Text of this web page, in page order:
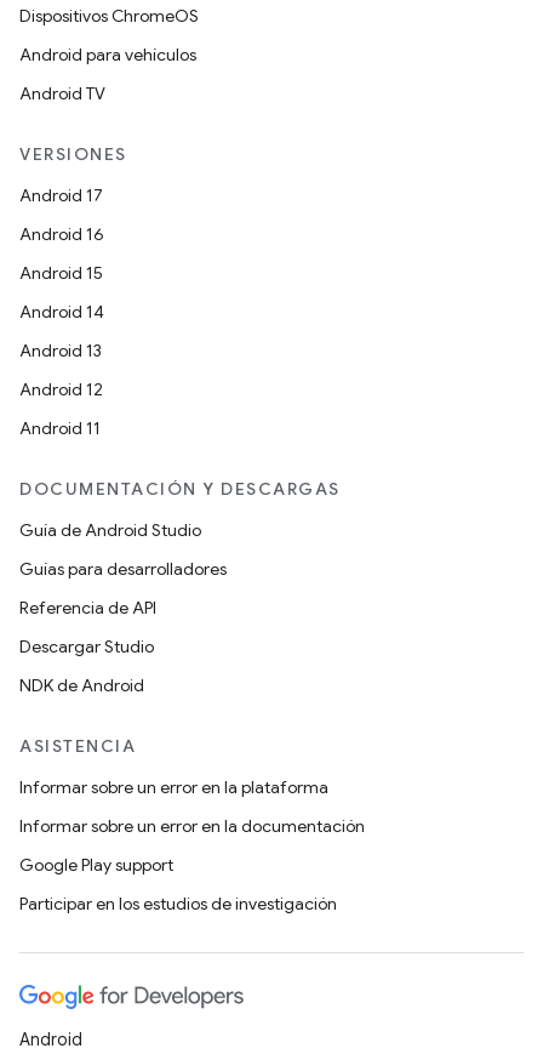
Dispositivos ChromeOS
Android para vehículos
Android TV
VERSIONES
Android 17
Android 16
Android 15
Android 14
Android 13
Android 12
Android 11
DOCUMENTACIÓN Y DESCARGAS
Guía de Android Studio
Guías para desarrolladores
Referencia de API
Descargar Studio
NDK de Android
ASISTENCIA
Informar sobre un error en la plataforma
Informar sobre un error en la documentación
Google Play support
Participar en los estudios de investigación
Android